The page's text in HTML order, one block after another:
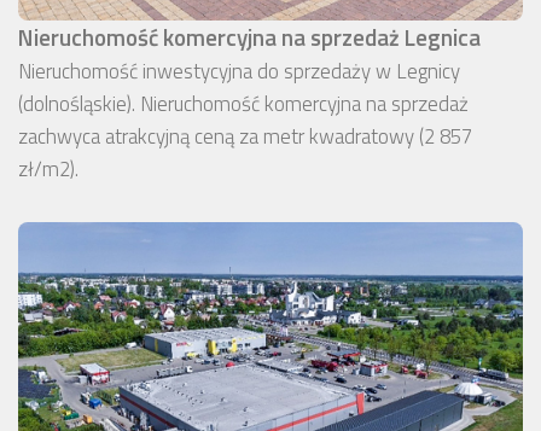
Nieruchomość komercyjna na sprzedaż Legnica
Nieruchomość inwestycyjna do sprzedaży w Legnicy
(dolnośląskie). Nieruchomość komercyjna na sprzedaż
zachwyca atrakcyjną ceną za metr kwadratowy (2 857
zł/m2).